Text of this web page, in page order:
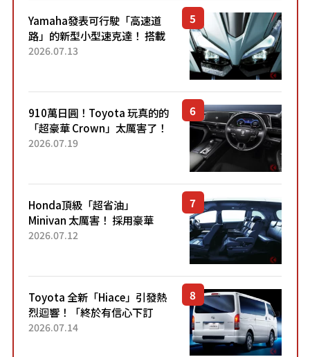
Yamaha發表可行駛「高速道
路」的新型小型速克達！ 搭載
能享受超強勁「渦輪感」的動
2026.07.13
910萬日圓！Toyota 玩真的的
「超豪華 Crown」太厲害了！
採用由「匠人技藝」打造的
2026.07.19
Honda頂級「超省油」
Minivan 太厲害！ 採用豪華
「真皮座椅」與專屬「黑色內
「三...
2026.07.12
Toyota 全新「Hiace」引發熱
烈迴響！「終於有信心下訂
了！」「哪個等級交車最
2026.07.14